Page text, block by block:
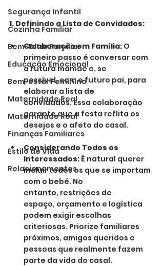
Segurança Infantil
Cozinha Familiar
Bem-Estar Familiar
Educação Emocional
Bem-estar Feminino
Maternidade Real
Maternidade Real
Finanças Familiares
Estilo de Vida
Relacionamentos
1. Definindo a Lista de Convidados:
Colaboração em Família: O
primeiro passo é conversar com
a futura mamãe e, se
possível, com o futuro pai, para
elaborar a lista de
convidados. Essa colaboração
garante que a festa reflita os
desejos e o afeto do casal.
Considerando Todos os
Interessados: É natural querer
incluir todos os que se importam
com o bebé. No
entanto, restrições de
espaço, orçamento e logística
podem exigir escolhas
criteriosas. Priorize familiares
próximos, amigos queridos e
pessoas que realmente fazem
parte da vida do casal.